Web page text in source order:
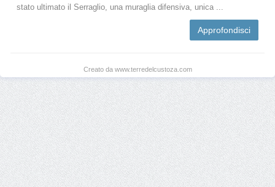
stato ultimato il Serraglio, una muraglia difensiva, unica ...
Approfondisci
Creato da www.terredelcustoza.com